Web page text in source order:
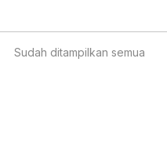
Sudah ditampilkan semua